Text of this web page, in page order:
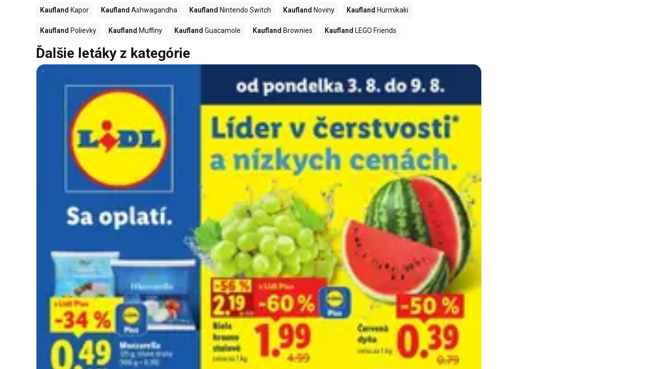
Kaufland Kapor Kaufland Ashwagandha Kaufland Nintendo Switch Kaufland Noviny Kaufland Hurmikaki
Kaufland Polievky Kaufland Muffiny Kaufland Guacamole Kaufland Brownies Kaufland LEGO Friends
Ďalšie letáky z kategórie